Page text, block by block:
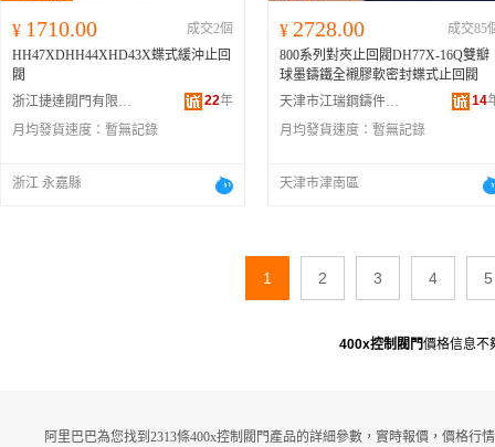
¥ 1710.00
成交2個
HH47XDHH44XHD43X蝶式緩沖止回
閥
浙江捷達閥門有限公司
22年
月均發貨速度： 暫無記錄
浙江 永嘉縣
¥ 2728.00
成交85
800系列對夾止回閥DH77X-16Q雙瓣
球墨鑄鐵全襯膠軟密封蝶式止回閥
天津市江瑞鋼鑄件有限公司
14
月均發貨速度： 暫無記錄
天津市津南區
1 2 3 4 5
400x控制閥門價格信息不
阿里巴巴為您找到2313條400x控制閥門產品的詳細參數，實時報價，價格行